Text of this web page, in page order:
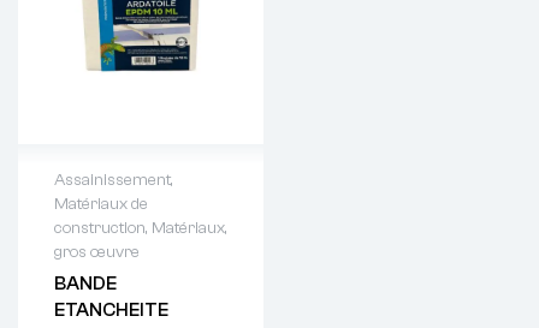
Assainissement,
Matériaux de
construction, Matériaux,
gros œuvre
BANDE
ETANCHEITE
Demande de
devis : 01 64 88